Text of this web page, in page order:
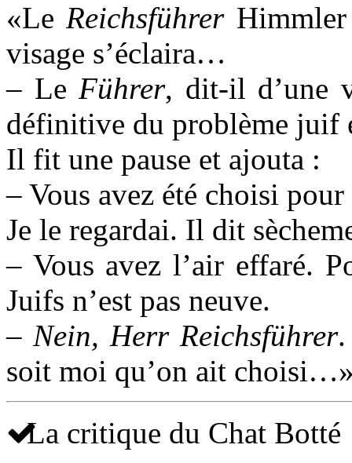
«LeReichsführerHimmler
visage s’éclaira…
– LeFührer, dit-il d’une
définitive du problème juif
Il fit une pause et ajouta :
– Vous avez été choisi
Je le regardai. Il dit
– Vous avez l’air effaré.
Juifs n’est pas neuve.
–Nein, Herr Reichsführer
soit moi qu’on ait
La critique du Chat Botté